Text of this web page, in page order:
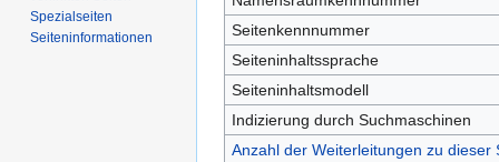
Seitenkennnummer
Seiteninhaltssprache
Seiteninhaltsmodell
Indizierung durch Suchmaschinen
Anzahl der Weiterleitungen zu dieser
Spezialseiten
Seiten­­informationen